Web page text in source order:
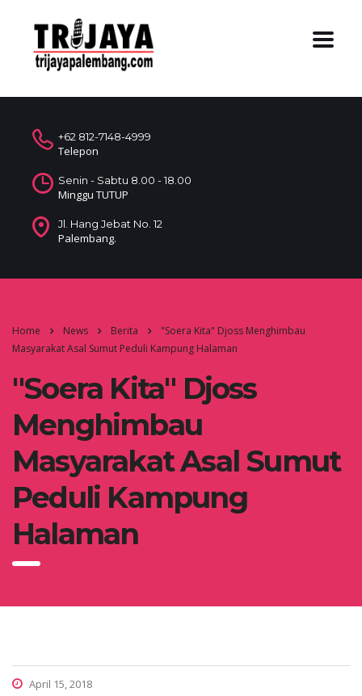
+62 812-7148-4999
Telepon
Senin - Sabtu 8.00 - 18.00
Minggu TUTUP
Jl. Hang Jebat No. 12
Palembang.
Home News Berita
"Soera Kita" Djoss Menghimbau
Masyarakat Asal Sumut Peduli Kampung Halaman
"Soera Kita" Djoss
Menghimbau
Masyarakat Asal Sumut
Peduli Kampung
Halaman
April 15, 2018